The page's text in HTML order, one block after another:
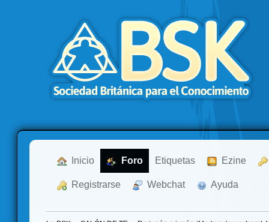
Inicio Foro Etiquetas Ezine
Registrarse Webchat Ayuda